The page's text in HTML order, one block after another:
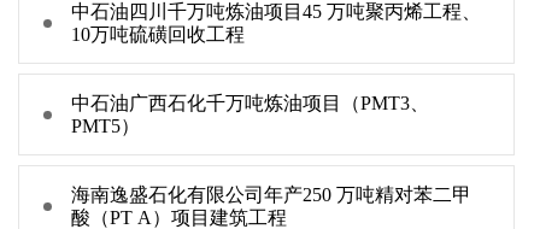
中石油四川千万吨炼油项目45 万吨聚丙烯工程、
10万吨硫磺回收工程
中石油广西石化千万吨炼油项目（PMT3、
PMT5）
海南逸盛石化有限公司年产250 万吨精对苯二甲
酸（PT A）项目建筑工程